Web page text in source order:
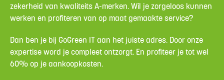
zekerheid van kwaliteits A-merken. Wil je zorgeloos kunnen
werken en profiteren van op maat gemaakte service?
Dan ben je bij GoGreen IT aan het juiste adres. Door onze
expertise word je compleet ontzorgt. En profiteer je tot wel
60% op je aankoopkosten.